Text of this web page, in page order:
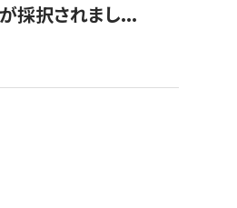
採択されまし...